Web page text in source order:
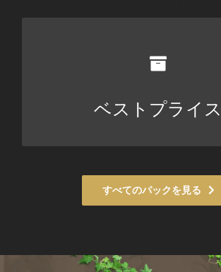
ベストプライス
256€
もっと見る
すべてのパックを見る